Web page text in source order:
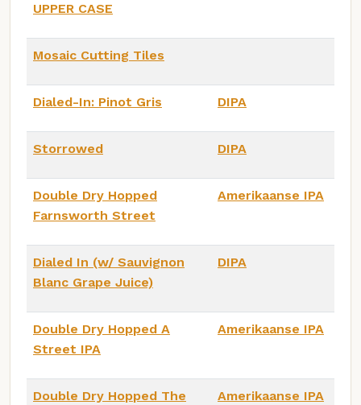
UPPER CASE
Mosaic Cutting Tiles
Dialed-In: Pinot Gris DIPA
Storrowed DIPA
Double Dry Hopped
Farnsworth Street
Amerikaanse IPA
Dialed In (w/ Sauvignon
Blanc Grape Juice)
DIPA
Double Dry Hopped A
Street IPA
Amerikaanse IPA
Double Dry Hopped The
Amerikaanse IPA